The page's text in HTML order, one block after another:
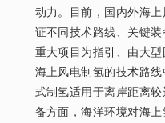
动力。目前，国内外海
证不同技术路线、关键
重大项目为指引、由大
海上风电制氢的技术路
式制氢适用于离岸距离
备方面，海洋环境对海